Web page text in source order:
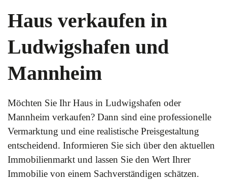
Haus verkaufen in
Ludwigshafen und
Mannheim
Möchten Sie Ihr Haus in Ludwigshafen oder
Mannheim verkaufen? Dann sind eine professionelle
Vermarktung und eine realistische Preisgestaltung
entscheidend. Informieren Sie sich über den aktuellen
Immobilienmarkt und lassen Sie den Wert Ihrer
Immobilie von einem Sachverständigen schätzen.